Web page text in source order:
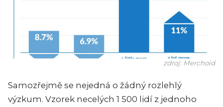
zdroj: Merchoid
Samozřejmě se nejedná o žádný rozlehlý
výzkum. Vzorek necelých 1 500 lidí z jednoho